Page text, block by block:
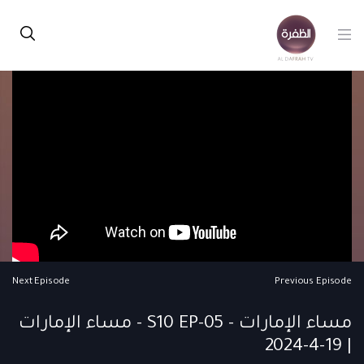
Previous Episode
Next Episode
مساء الإمارات - S10 EP-05 - مساء الإمارات